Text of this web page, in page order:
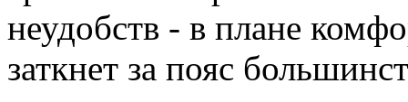
неудобств - в плане
заткнет за пояс